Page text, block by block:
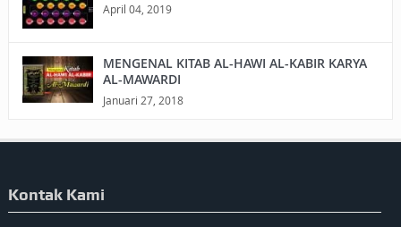
April 04, 2019
MENGENAL KITAB AL-HAWI AL-KABIR KARYA
AL-MAWARDI
Januari 27, 2018
Kontak Kami